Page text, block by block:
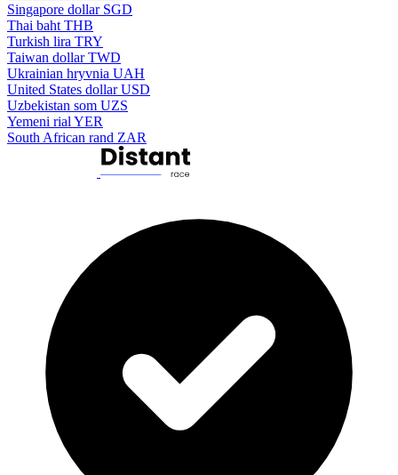
Singapore dollar SGD
Thai baht THB
Turkish lira TRY
Taiwan dollar TWD
Ukrainian hryvnia UAH
United States dollar USD
Uzbekistan som UZS
Yemeni rial YER
South African rand ZAR